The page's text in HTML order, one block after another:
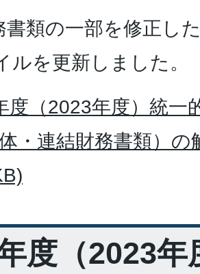
の一部を修正した
ルを更新しました。
度（2023年度）統一
・連結財務書類）
度（2023年